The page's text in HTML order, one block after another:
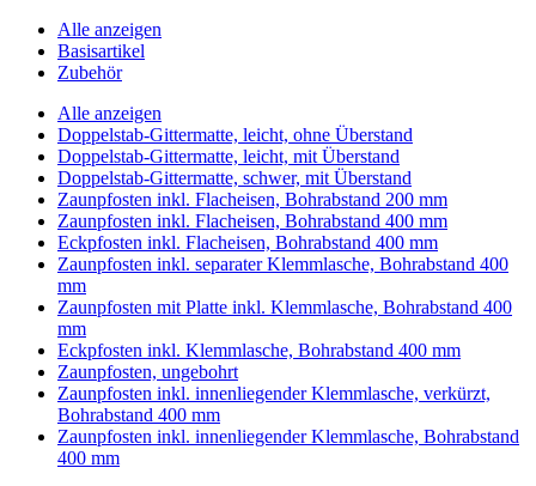
Alle anzeigen
Basisartikel
Zubehör
Alle anzeigen
Doppelstab-Gittermatte, leicht, ohne Überstand
Doppelstab-Gittermatte, leicht, mit Überstand
Doppelstab-Gittermatte, schwer, mit Überstand
Zaunpfosten inkl. Flacheisen, Bohrabstand 200 mm
Zaunpfosten inkl. Flacheisen, Bohrabstand 400 mm
Eckpfosten inkl. Flacheisen, Bohrabstand 400 mm
Zaunpfosten inkl. separater Klemmlasche, Bohrabstand 400
mm
Zaunpfosten mit Platte inkl. Klemmlasche, Bohrabstand 400
mm
Eckpfosten inkl. Klemmlasche, Bohrabstand 400 mm
Zaunpfosten, ungebohrt
Zaunpfosten inkl. innenliegender Klemmlasche, verkürzt,
Bohrabstand 400 mm
Zaunpfosten inkl. innenliegender Klemmlasche, Bohrabstand
400 mm